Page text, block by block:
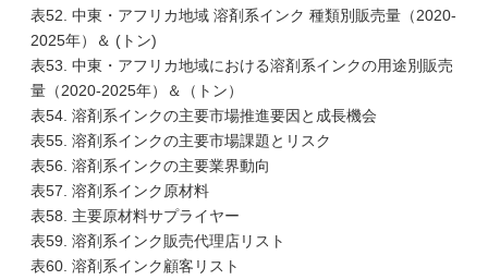
表52. 中東・アフリカ地域 溶剤系インク 種類別販売量（2020-
2025年）＆ (トン)
表53. 中東・アフリカ地域における溶剤系インクの用途別販売
量（2020-2025年）＆（トン）
表54. 溶剤系インクの主要市場推進要因と成長機会
表55. 溶剤系インクの主要市場課題とリスク
表56. 溶剤系インクの主要業界動向
表57. 溶剤系インク原材料
表58. 主要原材料サプライヤー
表59. 溶剤系インク販売代理店リスト
表60. 溶剤系インク顧客リスト